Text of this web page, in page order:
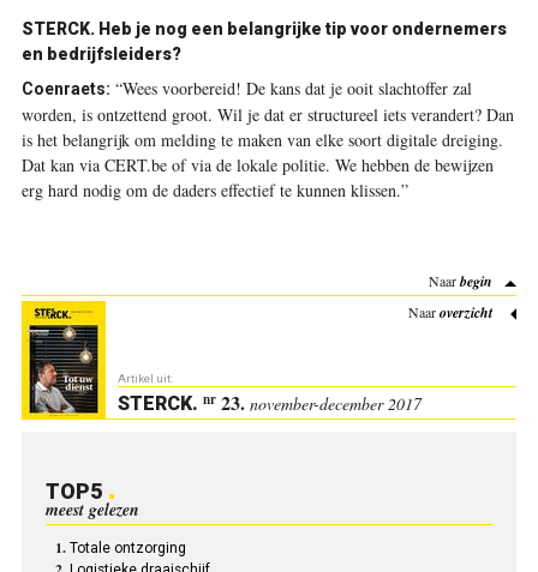
STERCK. Heb je nog een belangrijke tip voor ondernemers
en bedrijfsleiders?
Coenraets: “Wees voorbereid! De kans dat je ooit slachtoffer zal
worden, is ontzettend groot. Wil je dat er structureel iets verandert? Dan
is het belangrijk om melding te maken van elke soort digitale dreiging.
Dat kan via CERT.be of via de lokale politie. We hebben de bewijzen
erg hard nodig om de daders effectief te kunnen klissen.”
Naarbegin
Naaroverzicht
Artikel uit:
STERCK. nr23. november-december 2017
TOP5
meest gelezen
Totale ontzorging